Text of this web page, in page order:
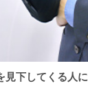
見下してくる人